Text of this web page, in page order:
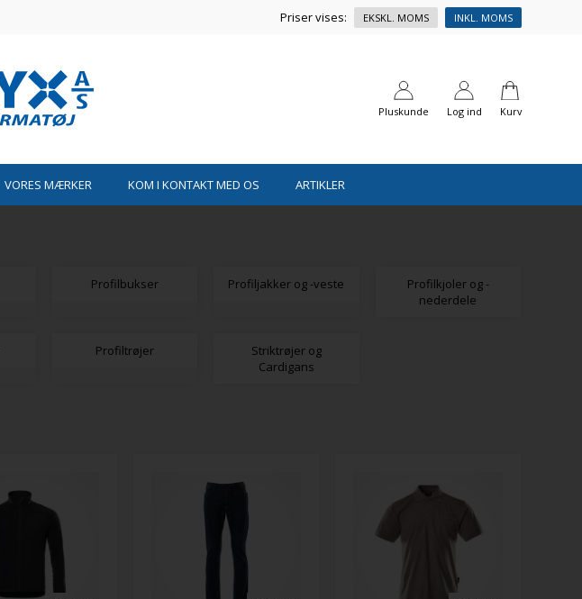
Priser vises: EKSKL. MOMS INKL. MOMS
Pluskunde Log ind Kurv
VORES MÆRKER KOM I KONTAKT MED OS ARTIKLER
Profilbukser Profiljakker og -veste
Profilkjoler og -
nederdele
Profiltrøjer
Striktrøjer og
Cardigans